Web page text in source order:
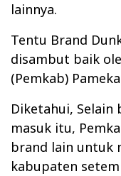
lainnya.
Tentu Brand
disambut baik
(Pemkab)
Diketahui,
masuk itu,
brand lain untuk
kabupaten